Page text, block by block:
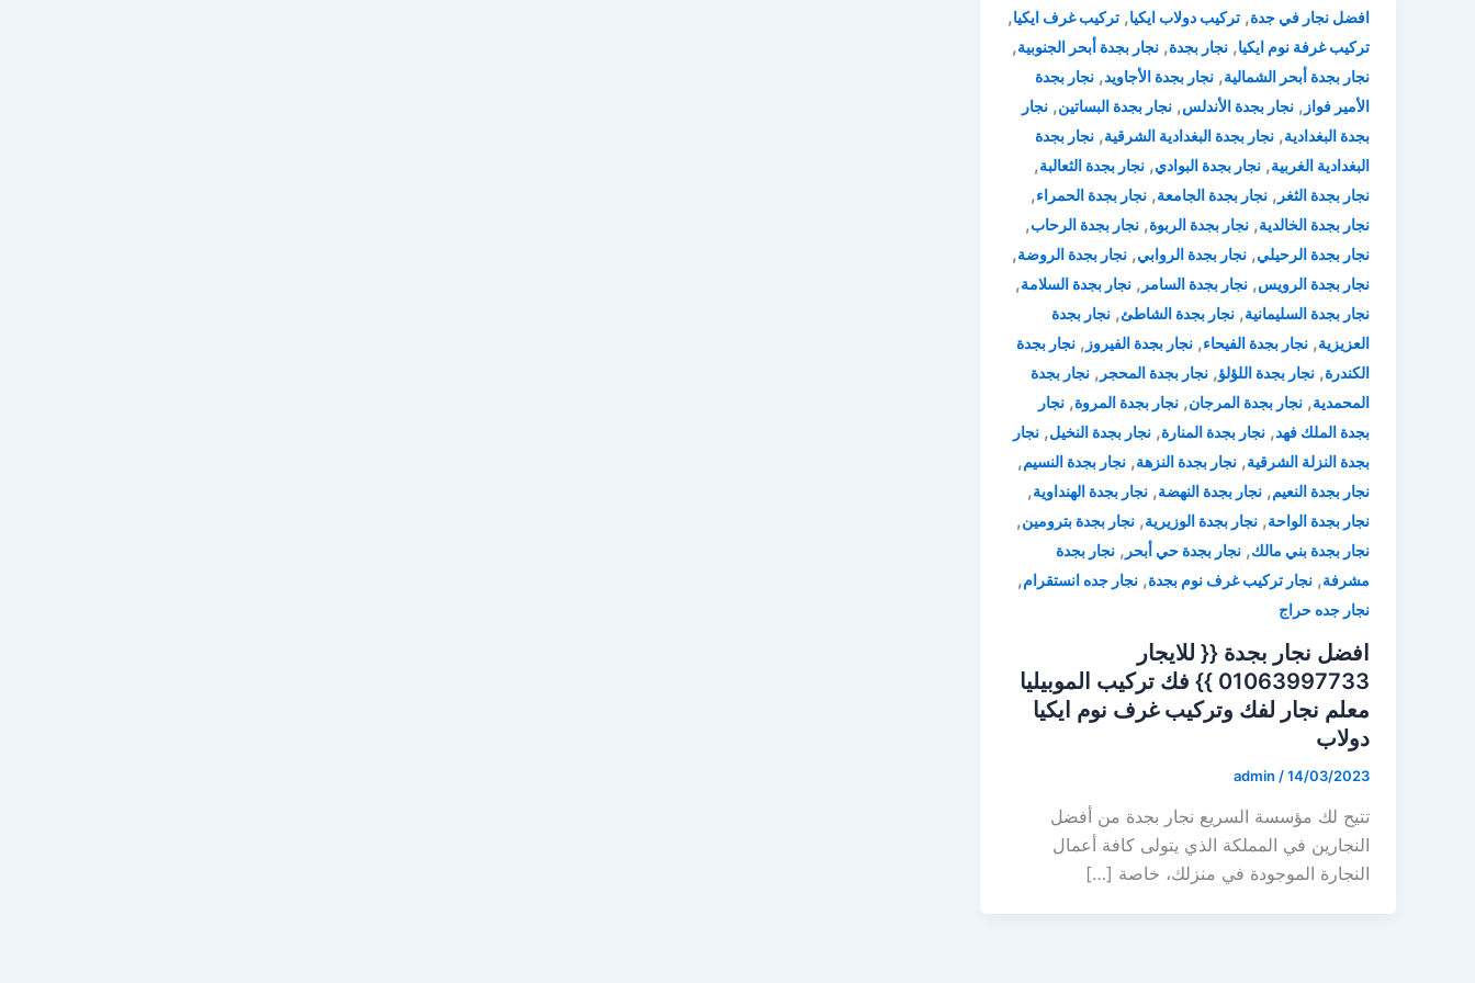
افضل نجار في جدة, تركيب دولاب ايكيا, تركيب غرف ايكيا,
تركيب غرفة نوم ايكيا, نجار بجدة, نجار بجدة أبحر الجنوبية,
نجار بجدة أبحر الشمالية, نجار بجدة الأجاويد, نجار بجدة
الأمير فواز , نجار بجدة الأندلس, نجار بجدة البساتين, نجار
بجدة البغدادية, نجار بجدة البغدادية الشرقية, نجار بجدة
البغدادية الغربية, نجار بجدة البوادي, نجار بجدة الثعالبة,
نجار بجدة الثغر , نجار بجدة الجامعة, نجار بجدة الحمراء,
نجار بجدة الخالدية, نجار بجدة الربوة, نجار بجدة الرحاب,
نجار بجدة الرحيلي, نجار بجدة الروابي, نجار بجدة الروضة,
نجار بجدة الرويس, نجار بجدة السامر , نجار بجدة السلامة,
نجار بجدة السليمانية, نجار بجدة الشاطئ, نجار بجدة
العزيزية, نجار بجدة الفيحاء, نجار بجدة الفيروز , نجار بجدة
الكندرة, نجار بجدة اللؤلؤ, نجار بجدة المحجر , نجار بجدة
المحمدية, نجار بجدة المرجان, نجار بجدة المروة, نجار
بجدة الملك فهد, نجار بجدة المنارة, نجار بجدة النخيل, نجار
بجدة النزلة الشرقية, نجار بجدة النزهة, نجار بجدة النسيم,
نجار بجدة النعيم, نجار بجدة النهضة, نجار بجدة الهنداوية,
نجار بجدة الواحة, نجار بجدة الوزيرية, نجار بجدة بترومين,
نجار بجدة بني مالك, نجار بجدة حي أبحر , نجار بجدة
مشرفة, نجار تركيب غرف نوم بجدة, نجار جده انستقرام,
نجار جده حراج
افضل نجار بجدة {{ للايجار
01063997733 }} فك تركيب الموبيليا
⁦معلم نجار لفك وتركيب غرف نوم ايكيا
دولاب
admin /14/03/2023
تتيح لك مؤسسة السريع نجار بجدة من أفضل
النجارين في المملكة الذي يتولى كافة أعمال
النجارة الموجودة في منزلك، خاصة […]